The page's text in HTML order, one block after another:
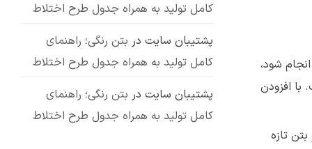
شود،
با افزودن
تازه
کامل تولید به همراه جدول طرح اختلاط
پشتیبان سایت در بتن رنگی؛ راهنمای
کامل تولید به همراه جدول طرح اختلاط
پشتیبان سایت در بتن رنگی؛ راهنمای
کامل تولید به همراه جدول طرح اختلاط